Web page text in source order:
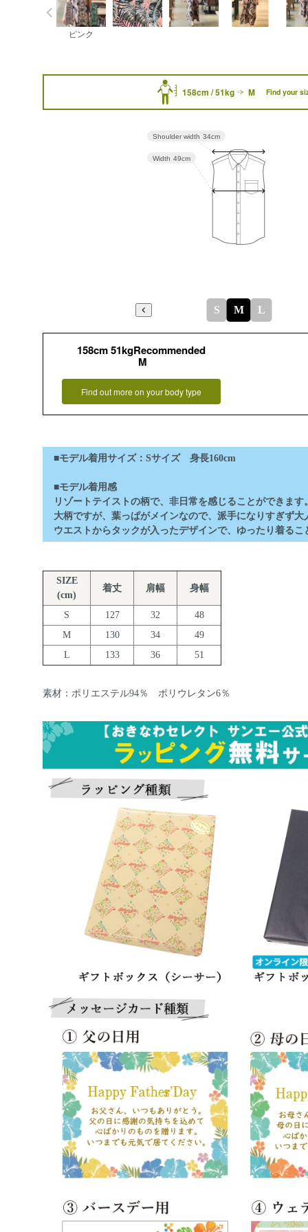
ピンク
158cm / 51kg M Find your
Width 49cm
Shoulder width 34cm
S M L
158cm 51kgRecommended
M
Find out more on your body type
■モデル着用サイズ：Sサイズ 身長160cm
■モデル着用感
リゾートテイストの柄で、非日常を感じることができます
大柄ですが、葉っぱがメインなので、派手になりすぎず大
ウエストからタックが入ったデザインで、ゆったり着るこ
SIZE
(cm)
着丈 肩幅 身幅
S 127 32
48
M
130 34
49
L
133 36 51
素材：ポリエステル94％ ポリウレタン6％